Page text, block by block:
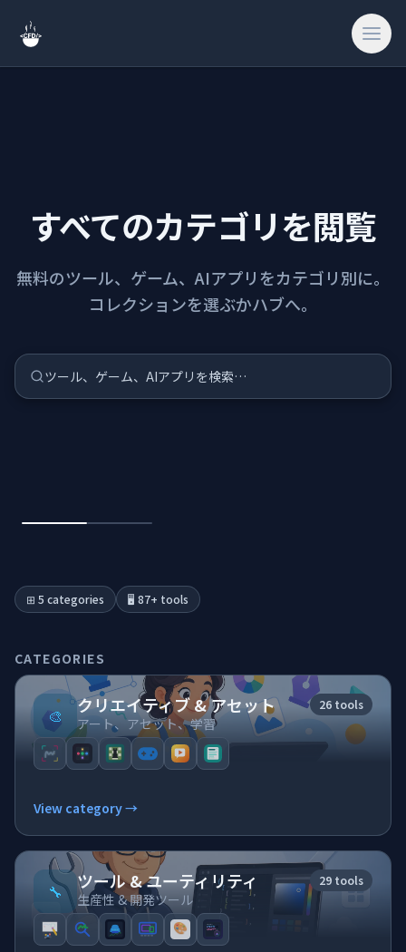
🔧ツール & ユー
サイト & 外部
ゲーム
私たちについて
よくある質問
すべてのカテゴリを閲覧
無料のツール、ゲーム、AIアプリをカテゴリ別に。
コレクションを選ぶかハブへ。
ツール、ゲーム、AIアプリを検索…
⊞ 5 categories 🖥️ 87+ tools
CATEGORIES
🎨 クリエイティブ & アセット
アート、アセット、学習
26 tools
View category →
🔧 ツール & ユーティリティ
生産性 & 開発ツール
29 tools